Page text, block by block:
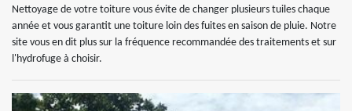
Nettoyage de votre toiture vous évite de changer plusieurs tuiles chaque
année et vous garantit une toiture loin des fuites en saison de pluie. Notre
site vous en dit plus sur la fréquence recommandée des traitements et sur
l'hydrofuge à choisir.